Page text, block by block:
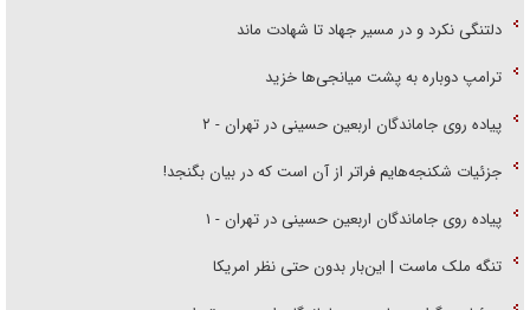
دلتنگی نکرد و در مسیر جهاد تا شهادت ماند
ترامپ دوباره به پشت میانجی‌ها خزید
پیاده روی جاماندگان اربعین حسینی در تهران - ۲
جزئیات شکنجه‌هایم فراتر از آن است که در بیان بگنجد!
پیاده روی جاماندگان اربعین حسینی در تهران - ۱
تنگه ملک ماست | این‌بار بدون حتی نظر امریکا